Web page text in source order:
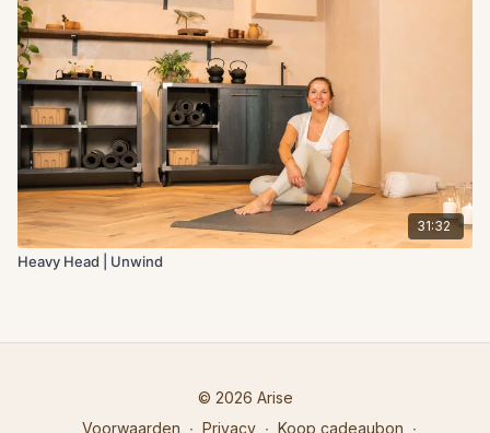
31:32
Heavy Head | Unwind
© 2026 Arise
Voorwaarden ∙ Privacy ∙ Koop cadeaubon ∙